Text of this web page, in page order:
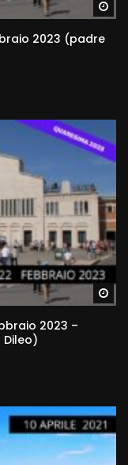
2023 (padre
2023 –
Dileo)